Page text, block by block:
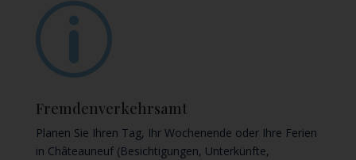
p
Fremdenverkehrsamt
Planen Sie Ihren Tag, Ihr Wochenende oder Ihre Ferien
in Châteauneuf (Besichtigungen, Unterkünfte,